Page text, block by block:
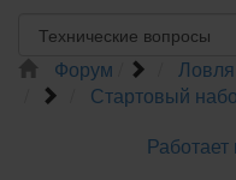
Форум
Стартовый
Работает